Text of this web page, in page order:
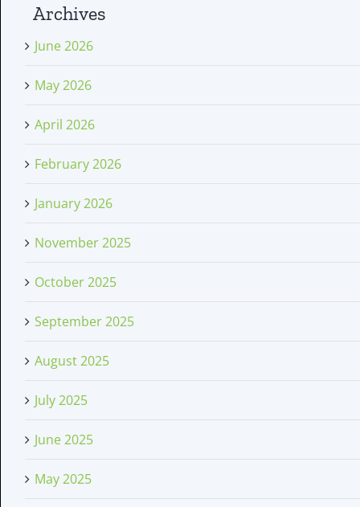
Archives
June 2026
May 2026
April 2026
February 2026
January 2026
November 2025
October 2025
September 2025
August 2025
July 2025
June 2025
May 2025